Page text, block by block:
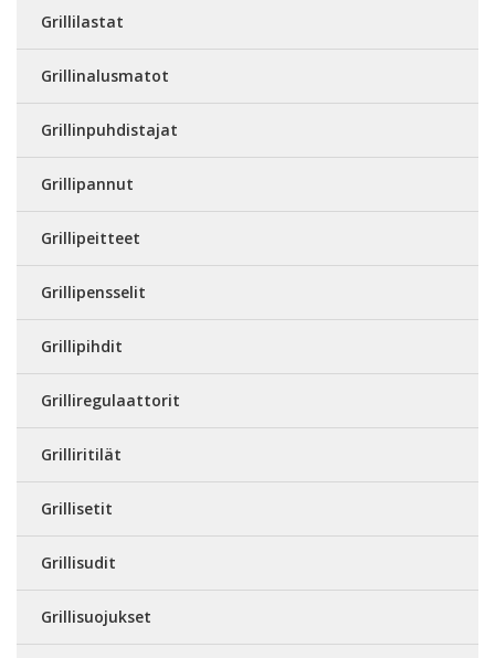
Grillilastat
Grillinalusmatot
Grillinpuhdistajat
Grillipannut
Grillipeitteet
Grillipensselit
Grillipihdit
Grilliregulaattorit
Grilliritilät
Grillisetit
Grillisudit
Grillisuojukset